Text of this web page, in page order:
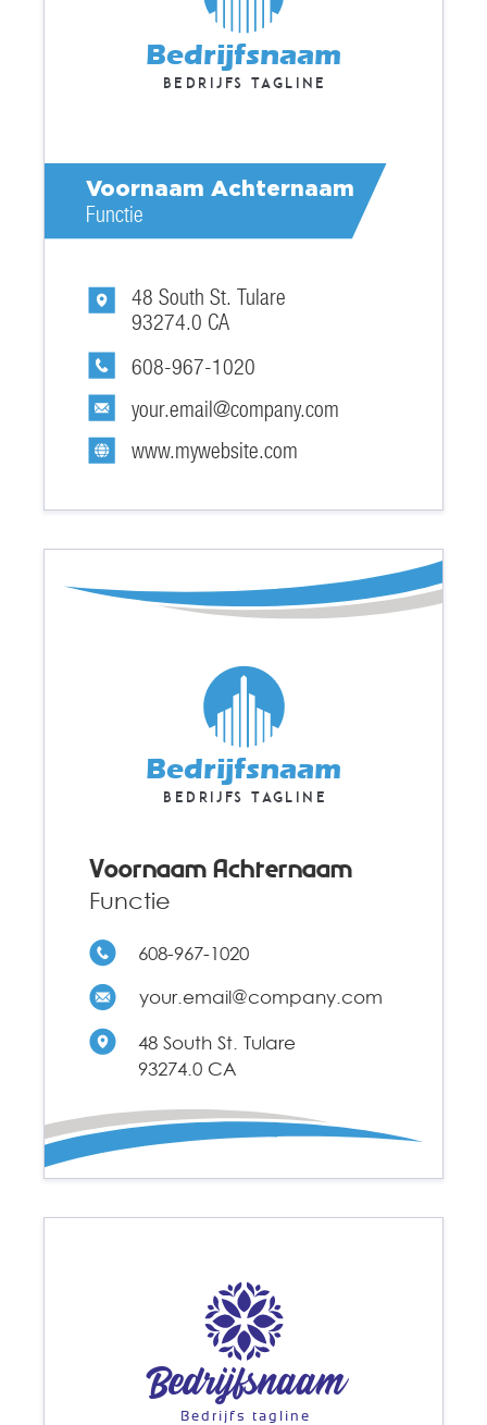
www.mywebsite.com
your.email@company.com
608-967-1020
48 South St. Tulare
93274.0 CA
Voornaam Achternaam
Functie
Bedrijfsnaam
Bedrijfs tagline
608-967-1020
your.email@company.com
48 South St. Tulare
93274.0 CA
Functie
Voornaam Achternaam
Bedrijfsnaam
Bedrijfs tagline
Bedrijfsnaam
Bedrijfs tagline